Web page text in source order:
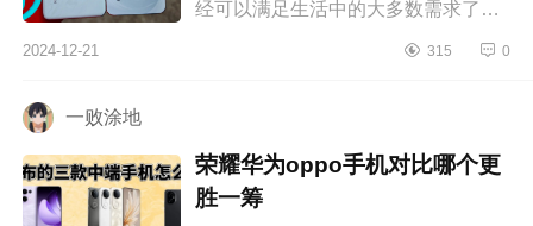
经可以满足生活中的大多数需求了。
耀300pro对比哪个好？荣耀300和荣
2024-12-21 315 0
一败涂地
荣耀华为oppo手机对比哪个更
胜一筹